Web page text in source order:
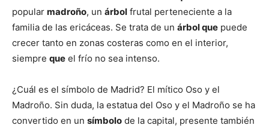
popular madroño, un árbol frutal perteneciente a la
familia de las ericáceas. Se trata de un árbol que puede
crecer tanto en zonas costeras como en el interior,
siempre que el frío no sea intenso.
¿Cuál es el símbolo de Madrid? El mítico Oso y el
Madroño. Sin duda, la estatua del Oso y el Madroño se ha
convertido en un símbolo de la capital, presente también